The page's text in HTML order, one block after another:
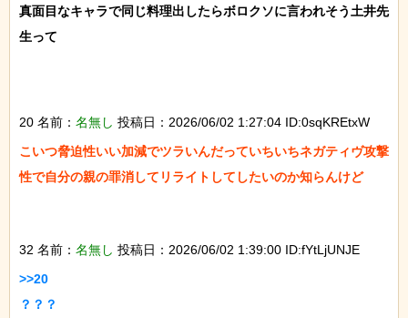
真面目なキャラで同じ料理出したらボロクソに言われそう土井先
生って
20 名前： 名無し 投稿日：2026/06/02 1:27:04 ID:0sqKREtxW
こいつ脅迫性いい加減でツラいんだっていちいちネガティヴ攻撃
性で自分の親の罪消してリライトしてしたいのか知らんけど
32 名前： 名無し 投稿日：2026/06/02 1:39:00 ID:fYtLjUNJE
>>20
？？？